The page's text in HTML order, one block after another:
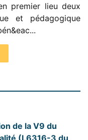
premier lieu deux
et pédagogique
de la V9 du
(L6316-3 du